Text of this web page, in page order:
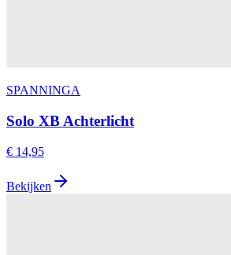
SPANNINGA
Solo XB Achterlicht
€ 14,95
Bekijken